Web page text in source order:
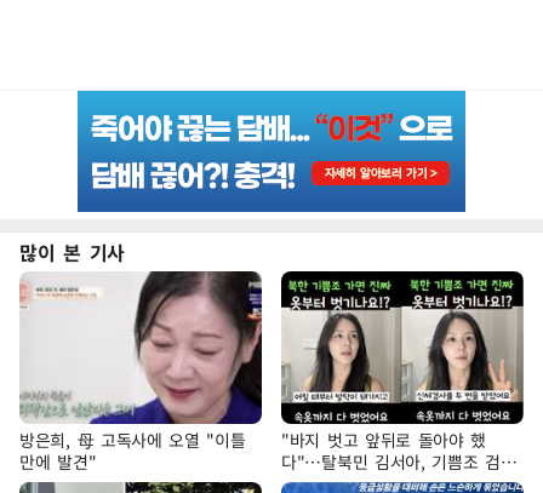
많이 본 기사
방은희, 母 고독사에 오열 "이틀
만에 발견"
"바지 벗고 앞뒤로 돌아야 했
다"…탈북민 김서아, 기쁨조 검사
수치심 회상